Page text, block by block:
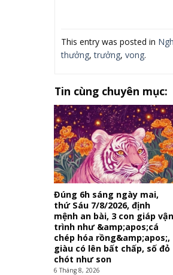
This entry was posted in
thưởng,trưởng, vong.
Tin cùng chuyên mục:
Đúng 6h sáng ngày mai,
thứ Sáu 7/8/2026, định
mệnh an bài, 3 con giáp vận
trình như &amp;apos;cá
chép hóa rồng&amp;apos;,
giàu có lên bất chấp, số đỏ
chót như son
6 Tháng 8, 2026